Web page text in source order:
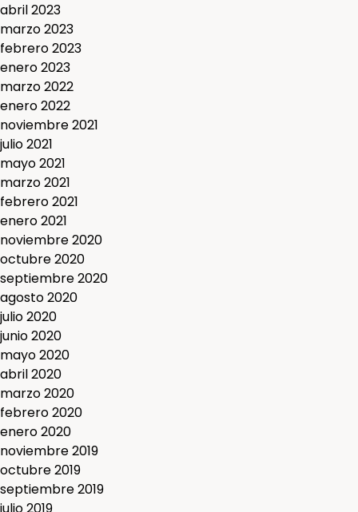
abril 2023
marzo 2023
febrero 2023
enero 2023
marzo 2022
enero 2022
noviembre 2021
julio 2021
mayo 2021
marzo 2021
febrero 2021
enero 2021
noviembre 2020
octubre 2020
septiembre 2020
agosto 2020
julio 2020
junio 2020
mayo 2020
abril 2020
marzo 2020
febrero 2020
enero 2020
noviembre 2019
octubre 2019
septiembre 2019